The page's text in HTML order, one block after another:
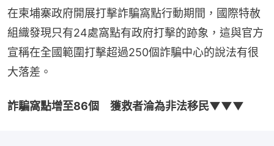
在柬埔寨政府開展打擊詐騙窩點行動期間，國際特赦
組織發現只有24處窩點有政府打擊的跡象，這與官方
宣稱在全國範圍打擊超過250個詐騙中心的說法有很
大落差。
詐騙窩點增至86個　獲救者淪為非法移民▼▼▼